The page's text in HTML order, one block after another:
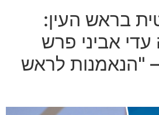
בראש העין:
אביני פרש
"הנאמנות לראש